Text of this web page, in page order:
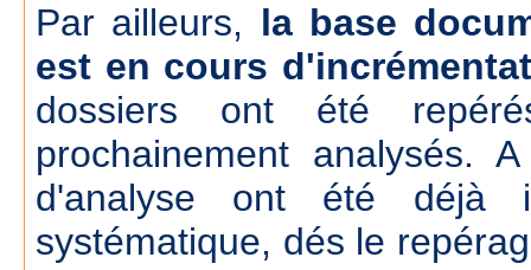
Par ailleurs, la base
est en cours
dossiers ont été
prochainement analysés.
d'analyse ont été déjà
systématique, dés le